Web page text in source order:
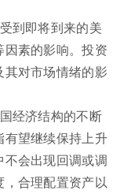
到即将到来的美
素的影响。投资
对市场情绪的影
经济结构的不断
望继续保持上升
会出现回调或调
合理配置资产以